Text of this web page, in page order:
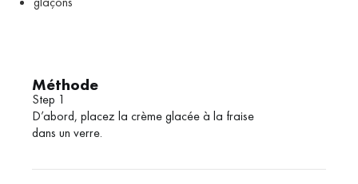
Méthode
Step 1
D’abord, placez la crème glacée à la fraise
dans un verre.